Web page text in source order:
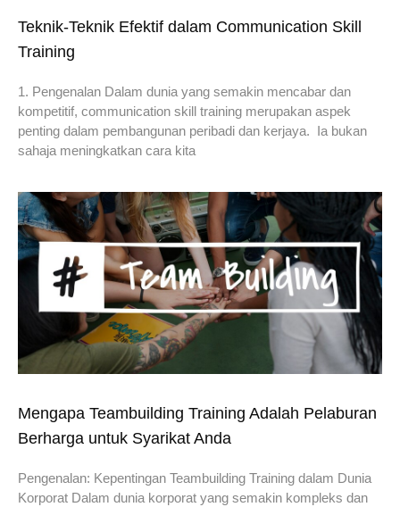
Teknik-Teknik Efektif dalam Communication Skill
Training
1. Pengenalan Dalam dunia yang semakin mencabar dan
kompetitif, communication skill training merupakan aspek
penting dalam pembangunan peribadi dan kerjaya. Ia bukan
sahaja meningkatkan cara kita
Mengapa Teambuilding Training Adalah Pelaburan
Berharga untuk Syarikat Anda
Pengenalan: Kepentingan Teambuilding Training dalam Dunia
Korporat Dalam dunia korporat yang semakin kompleks dan